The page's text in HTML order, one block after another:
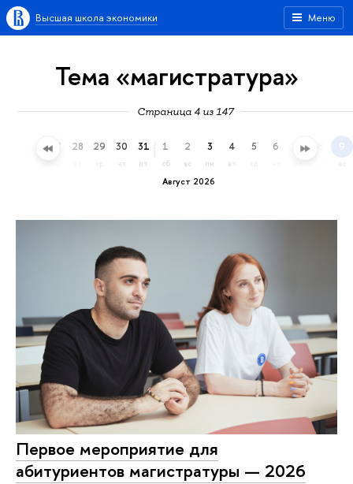
Меню
Высшая школа экономики
Тема «магистратура»
Страница 4 из 147
27 28 29 30
чт
31
пт
Август 2026
1
сб
2
вс
3
пн
4
вт
5 6 7 9
вс
Первое мероприятие для
абитуриентов магистратуры — 2026